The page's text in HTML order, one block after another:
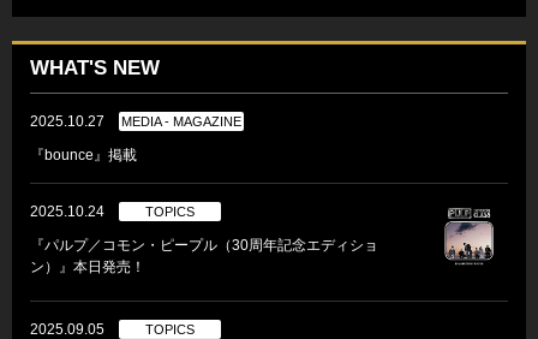
WHAT'S NEW
2025.10.27 MEDIA - MAGAZINE
『bounce』掲載
2025.10.24 TOPICS
『パルプ／コモン・ピープル（30周年記念エディショ
ン）』本日発売！
2025.09.05 TOPICS